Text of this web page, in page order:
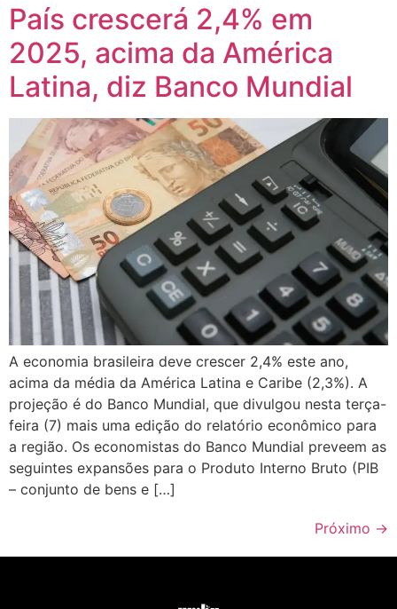
País crescerá 2,4% em
2025, acima da América
Latina, diz Banco Mundial
A economia brasileira deve crescer 2,4% este ano,
acima da média da América Latina e Caribe (2,3%). A
projeção é do Banco Mundial, que divulgou nesta terça-
feira (7) mais uma edição do relatório econômico para
a região. Os economistas do Banco Mundial preveem as
seguintes expansões para o Produto Interno Bruto (PIB
– conjunto de bens e […]
Próximo →